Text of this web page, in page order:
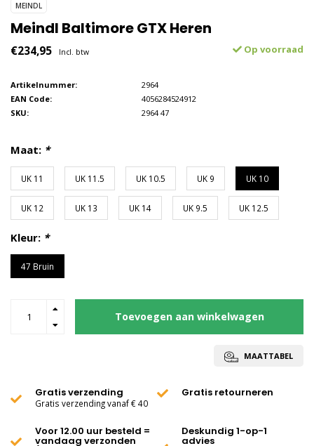
MEINDL
Meindl Baltimore GTX Heren
€234,95 Incl. btw Op voorraad
Artikelnummer:
2964
EAN Code:
4056284524912
SKU:
2964 47
Maat: *
UK 11 UK 11.5 UK 10.5 UK 9 UK 10
UK 12 UK 13 UK 14 UK 9.5 UK 12.5
Kleur: *
47 Bruin
Toevoegen aan winkelwagen
MAATTABEL
Gratis verzending
Gratis verzending vanaf € 40
Gratis retourneren
Voor 12.00 uur besteld =
vandaag verzonden
Deskundig 1-op-1
advies